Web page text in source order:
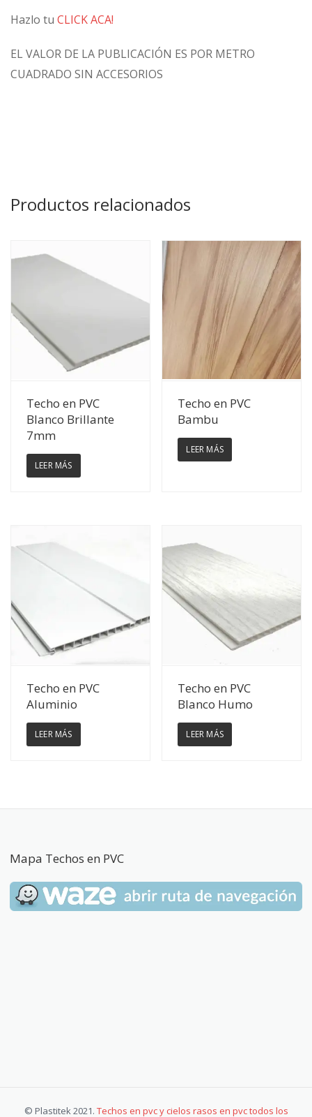
Hazlo tu CLICK ACA!
EL VALOR DE LA PUBLICACIÓN ES POR METRO
CUADRADO SIN ACCESORIOS
Productos relacionados
Ver Detalles
Techo en PVC
Blanco Brillante
7mm
LEER MÁS
Ver Detalles
Techo en PVC
Bambu
LEER MÁS
Ver Detalles
Techo en PVC
Aluminio
LEER MÁS
Ver Detalles
Techo en PVC
Blanco Humo
LEER MÁS
Mapa Techos en PVC
© Plastitek 2021. Techos en pvc y cielos rasos en pvc todos los